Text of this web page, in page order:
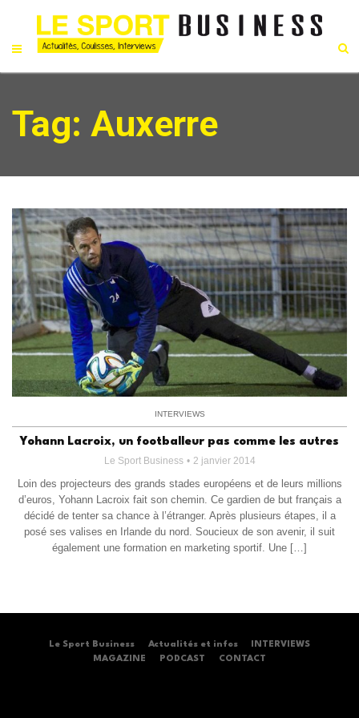
Tag: Auxerre
INTERVIEWS
Yohann Lacroix, un footballeur pas comme les autres
Le Sport Business 2 janvier 2014
Loin des projecteurs des grands stades européens et de leurs millions
d’euros, Yohann Lacroix fait son chemin. Ce gardien de but français a
décidé de tenter sa chance à l’étranger. Après plusieurs étapes, il a
posé ses valises en Irlande du nord. Soucieux de son avenir, il suit
également une formation en marketing sportif. Une […]
Le Sport Business Actualités et infos
INTERVIEWS
MAGAZINE
PODCAST CONTACT